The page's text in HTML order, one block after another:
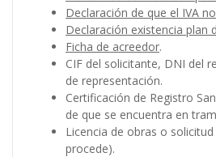
Declaración de que el IVA
Declaración existencia plan
Ficha de acreedor.
CIF del solicitante, DNI del
de representación.
Certificación de Registro
de que se encuentra en
Licencia de obras o
procede).